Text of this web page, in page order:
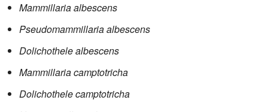
Mammillaria albescens
Pseudomammillaria albescens
Dolichothele albescens
Mammillaria camptotricha
Dolichothele camptotricha